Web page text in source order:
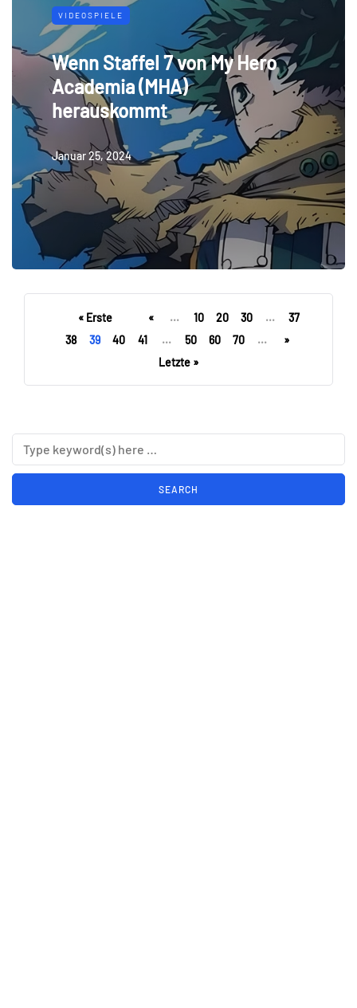
VIDEOSPIELE
Wenn Staffel 7 von My Hero
Academia (MHA)
herauskommt
Januar 25, 2024
« Erste « ... 10 20 30 ...
37
38
39 40 41 ... 50 60 70 ...
»
Letzte »